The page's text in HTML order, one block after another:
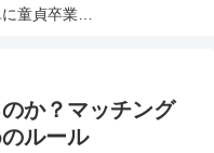
セフレを募集して簡単に童貞卒業できる出会い系サイトランキング【2023年度版】
か？マッチング
ルール